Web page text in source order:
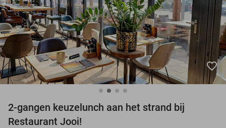
favorite_border
2-gangen keuzelunch aan het strand bij
Restaurant Jooi!